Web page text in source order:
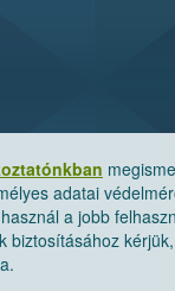
adatai
a jobb
biztosításához